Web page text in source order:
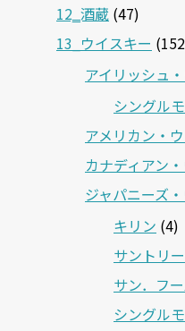
12‗酒蔵 (47)
13_ウイスキー
アイリッシュ
シングル
アメリカン・
カナディアン
ジャパニーズ
キリン (4)
サントリー
サン．フ
シングル